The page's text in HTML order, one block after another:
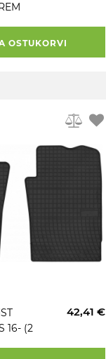
OSTUKORVI
16- (2
42,41 €